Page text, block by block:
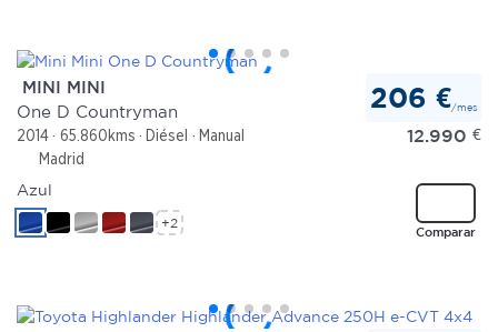
MINI MINI
One D Countryman
2014 65.860kms Diésel
Manual
Madrid
206 €/mes
12.990 €
Comparar
Azul
+2